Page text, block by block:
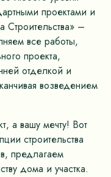
проектами и
–
все работы,
проекта,
отделкой и
возведением
а вашу мечту! Вот
строительства
предлагаем
дома и участка.